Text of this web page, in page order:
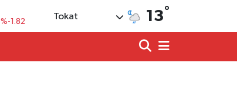
%0.02
Tokat 13°